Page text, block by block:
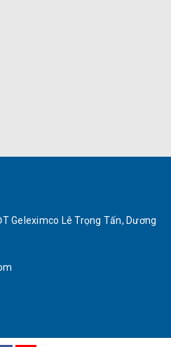
Geleximco Lê Trọng Tấn, Dương